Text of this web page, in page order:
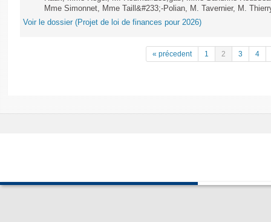
Mme Simonnet, Mme Taill&#233;-Polian, M. Tavernier, M.
Voir le dossier (Projet de loi de finances pour 2026)
« précedent 1 2 3 4